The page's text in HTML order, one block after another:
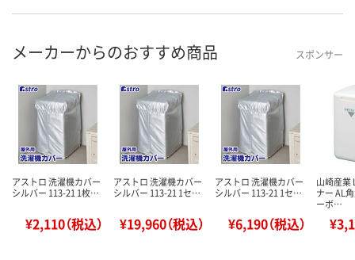
メーカーからのおすすめ商品 スポンサー
アストロ 洗濯機カバー
シルバー 113-21 1枚…
¥2,110（税込）
アストロ 洗濯機カバー
シルバー 113-21 1セ…
¥19,960（税込）
アストロ 洗濯機カバー
シルバー 113-21 1セ…
¥6,190（税込）
山崎産業
ナー AL
ーボ…